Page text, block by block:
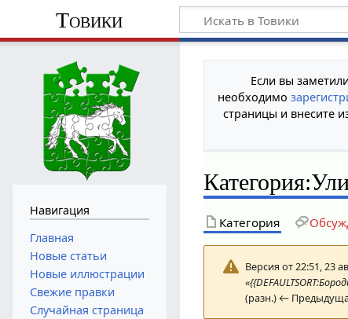
Товики
Если вы
необходимо
страницы и внесите
Категория:
Категория
Версия от 22:51, 23
(разн.) ←
Навигация
Главная
Новые статьи
Новые иллюстрации
Свежие правки
Случайная страница